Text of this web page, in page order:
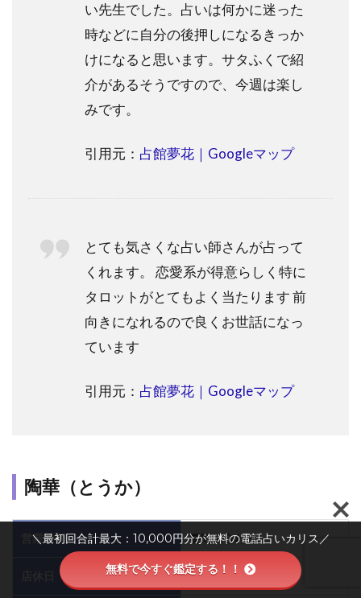
い先生でした。占いは何かに迷った
時などに自分の後押しになるきっか
けになると思います。サタふくで紹
介があるそうですので、今週は楽し
みです。
引用元： 占館夢花｜Googleマップ
とても気さくな占い師さんが占って
くれます。 恋愛系が得意らしく特に
タロットがとてもよく当たります 前
向きになれるので良くお世話になっ
ています
引用元： 占館夢花｜Googleマップ
陶華（とうか）
営業時間 要問い合わせ
要問い合わせ
＼最初回合計最大：10,000円分が無料の電話占いカリス／
無料で今すぐ鑑定する！！